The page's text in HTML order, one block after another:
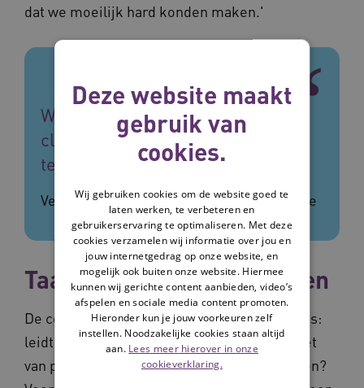
dat we moeilijk hard konden maken.'
We zijn in gesprek gegaan met de
cliënten om hun zorgvraag in kaart
te brengen.
Veerle van Overloop, projectleider Innovatie
Taakgedifferentieerd kijken
De centrale vraag in de pilot van Archipel was:
leidt plannen met AI tot een efficiëntere inzet
van personeel en tot lagere personele kosten?
Deze website maakt
gebruik van
cookies.
Wij gebruiken cookies om de website goed te
laten werken, te verbeteren en
gebruikerservaring te optimaliseren. Met deze
cookies verzamelen wij informatie over jou en
jouw internetgedrag op onze website, en
mogelijk ook buiten onze website. Hiermee
kunnen wij gerichte content aanbieden, video’s
afspelen en sociale media content promoten.
Hieronder kun je jouw voorkeuren zelf
instellen. Noodzakelijke cookies staan altijd
aan. Lees meer hierover in onze
cookieverklaring.